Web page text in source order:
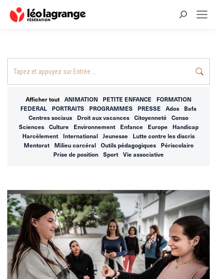
Recherche
Afficher tout ANIMATION PETITE ENFANCE
FORMATION
FEDERAL
PORTRAITS PROGRAMMES PRESSE Ados
Bafa
Centres sociaux
Droit aux vacances Citoyenneté
Conso
Sciences
Culture Environnement Enfance Europe
Handicap
Harcèlement
International Jeunesse
Lutte contre les discris
Mentorat
Milieu carcéral Outils pédagogiques
Périscolaire
Prise de position
Sport Vie associative